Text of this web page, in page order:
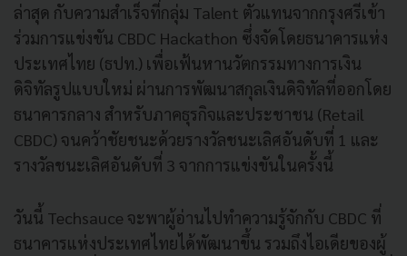
ล่าสุด กับความสำเร็จที่กลุ่ม Talent ตัวแทนจากกรุงศรีเข้า
ร่วมการแข่งขัน CBDC Hackathon ซึ่งจัดโดยธนาคารแห่ง
ประเทศไทย (ธปท.) เพื่อเฟ้นหานวัตกรรมทางการเงิน
ดิจิทัลรูปแบบใหม่ ผ่านการพัฒนาสกุลเงินดิจิทัลที่ออกโดย
ธนาคารกลาง สำหรับภาคธุรกิจและประชาชน (Retail
CBDC) จนคว้าชัยชนะด้วยรางวัลชนะเลิศอันดับที่ 1 และ
รางวัลชนะเลิศอันดับที่ 3 จากการแข่งขันในครั้งนี้
วันนี้ Techsauce จะพาผู้อ่านไปทำความรู้จักกับ CBDC ที่
ธนาคารแห่งประเทศไทยได้พัฒนาขึ้น รวมถึงไอเดียของผู้